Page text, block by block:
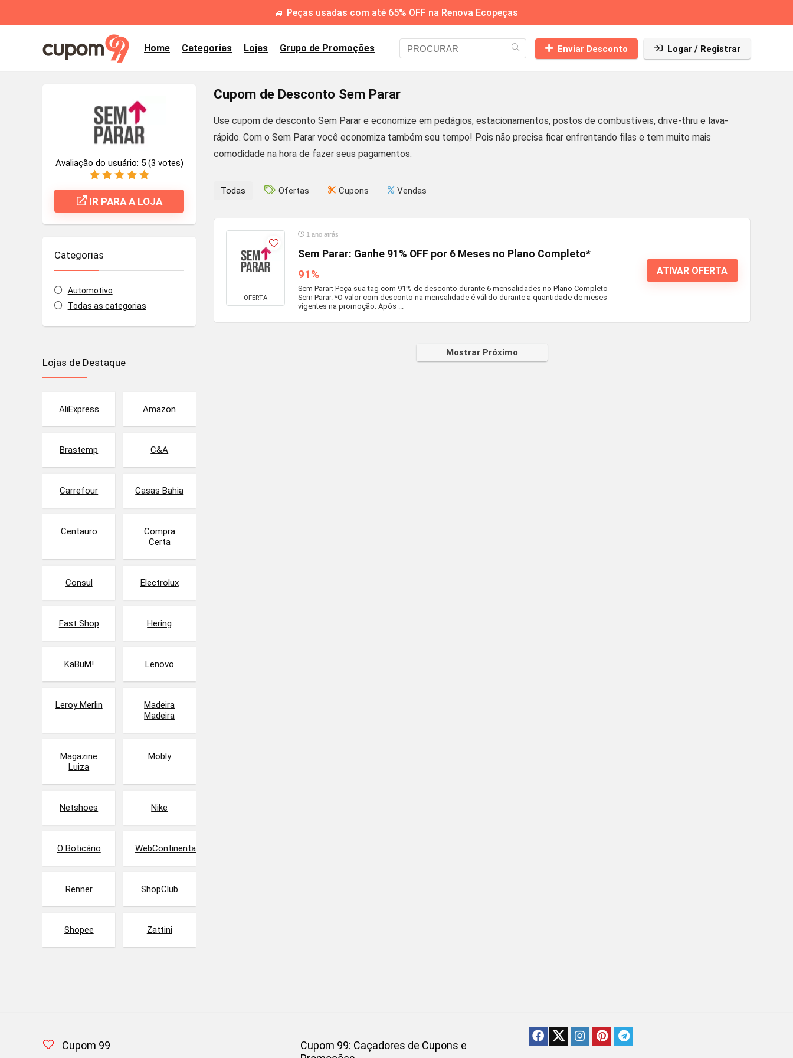
🚙 Peças usadas com até 65% OFF na Renova Ecopeças
Home Categorias Lojas Grupo de Promoções Enviar Desconto Logar / Registrar
Cupom de Desconto Sem Parar
Use cupom de desconto Sem Parar e economize em pedágios, estacionamentos, postos de combustíveis, drive-thru e lava-
rápido. Com o Sem Parar você economiza também seu tempo! Pois não precisa ficar enfrentando filas e tem muito mais
comodidade na hora de fazer seus pagamentos.
Avaliação do usuário: 5 (3 votes)
IR PARA A LOJA
Categorias
Automotivo
Todas as categorias
Todas Ofertas Cupons Vendas
OFERTA
1 ano atrás
Sem Parar: Ganhe 91% OFF por 6 Meses no Plano Completo*
91%
Sem Parar: Peça sua tag com 91% de desconto durante 6 mensalidades no Plano Completo
Sem Parar. *O valor com desconto na mensalidade é válido durante a quantidade de meses
vigentes na promoção. Após ...
ATIVAR OFERTA
Mostrar Próximo
Lojas de Destaque
AliExpress Amazon
Brastemp C&A
Carrefour Casas Bahia
Centauro
Compra
Certa
Consul Electrolux
Fast Shop Hering
KaBuM! Lenovo
Leroy Merlin
Madeira
Madeira
Magazine
Luiza
Mobly
Netshoes Nike
O Boticário WebContinental
Renner ShopClub
Shopee Zattini
Cupom 99
Cupom 99: Caçadores de Cupons e